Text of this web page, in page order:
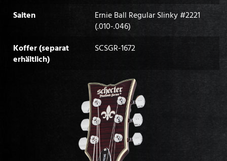
Saiten
Ernie Ball Regular Slinky #2221
(.010-.046)
Koffer (separat
erhältlich)
SCSGR-1672